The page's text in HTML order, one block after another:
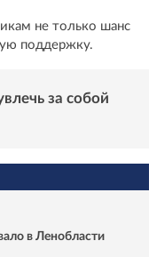
не только шанс
поддержку.
за собой
в Ленобласти